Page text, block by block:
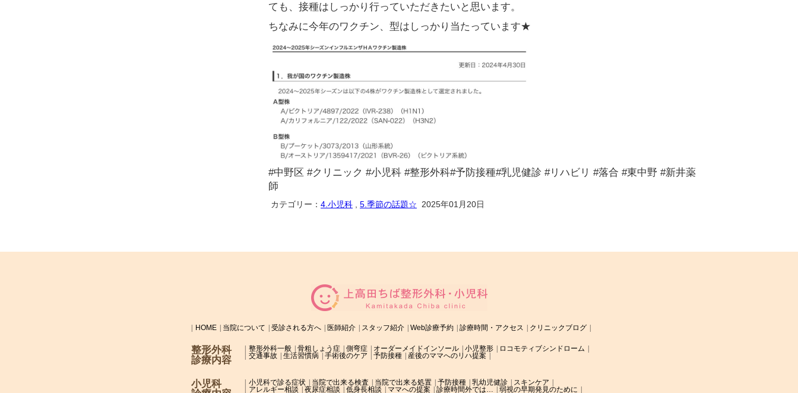
ても、接種はしっかり行っていただきたいと思います。
ちなみに今年のワクチン、型はしっかり当たっています★
#中野区 #クリニック #小児科 #整形外科#予防接種#乳児健診 #リハビリ #落合 #東中野 #新井薬
師
カテゴリー： 4.小児科 , 5.季節の話題☆ 2025年01月20日
HOME 当院について 受診される方へ 医師紹介 スタッフ紹介 Web診療予約 診療時間・アクセス クリニックブログ
整形外科
診療内容
整形外科一般 骨粗しょう症 側弯症 オーダーメイドインソール 小児整形
ロコモティブシンドローム
交通事故
生活習慣病 手術後のケア 予防接種 産後のママへのリハ提案
小児科
小児科で診る症状 当院で出来る検査 当院で出来る処置 予防接種 乳幼児健診
スキンケア
アレルギー相談
夜尿症相談 低身長相談 ママへの提案 診療時間外では…
弱視の早期発見のために